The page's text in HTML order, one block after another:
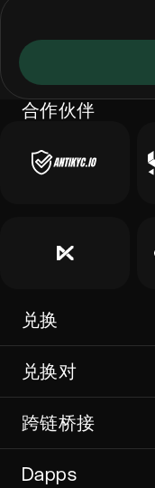
合作伙伴
兑换
兑换对
跨链桥接
Dapps